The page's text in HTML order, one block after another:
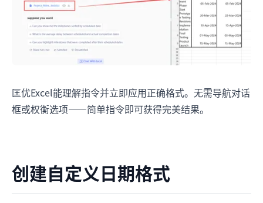
匡优Excel能理解指令并立即应用正确格式。无需导航对话
框或权衡选项——简单指令即可获得完美结果。
创建自定义日期格式